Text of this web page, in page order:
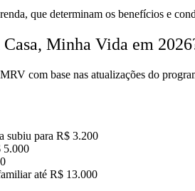
que determinam os benefícios e
Minha Vida em
com base nas atualizações do
subiu para R$ 3.200
5.000
até R$ 13.000